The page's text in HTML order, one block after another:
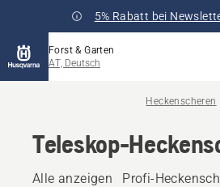
5% Rabatt bei
Forst & Garten
AT, Deutsch
Heckenscheren
Teleskop-
Alle anzeigen Profi-